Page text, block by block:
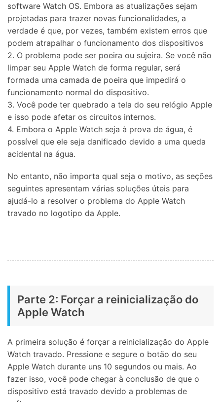
software Watch OS. Embora as atualizações sejam
projetadas para trazer novas funcionalidades, a
verdade é que, por vezes, também existem erros que
podem atrapalhar o funcionamento dos dispositivos
2. O problema pode ser poeira ou sujeira. Se você não
limpar seu Apple Watch de forma regular, será
formada uma camada de poeira que impedirá o
funcionamento normal do dispositivo.
3. Você pode ter quebrado a tela do seu relógio Apple
e isso pode afetar os circuitos internos.
4. Embora o Apple Watch seja à prova de água, é
possível que ele seja danificado devido a uma queda
acidental na água.
No entanto, não importa qual seja o motivo, as seções
seguintes apresentam várias soluções úteis para
ajudá-lo a resolver o problema do Apple Watch
travado no logotipo da Apple.
Parte 2: Forçar a reinicialização do
Apple Watch
A primeira solução é forçar a reinicialização do Apple
Watch travado. Pressione e segure o botão do seu
Apple Watch durante uns 10 segundos ou mais. Ao
fazer isso, você pode chegar à conclusão de que o
dispositivo está travado devido a problemas de